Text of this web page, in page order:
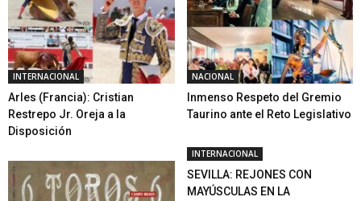
INTERNACIONAL
Arles (Francia): Cristian
Restrepo Jr. Oreja a la
Disposición
NACIONAL
Inmenso Respeto del Gremio
Taurino ante el Reto Legislativo
INTERNACIONAL
SEVILLA: REJONES CON
MAYÚSCULAS EN LA